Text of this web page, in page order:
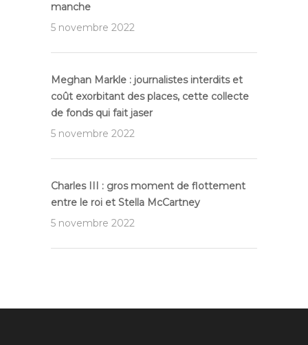
manche
5 novembre 2022
Meghan Markle : journalistes interdits et
coût exorbitant des places, cette collecte
de fonds qui fait jaser
5 novembre 2022
Charles III : gros moment de flottement
entre le roi et Stella McCartney
5 novembre 2022